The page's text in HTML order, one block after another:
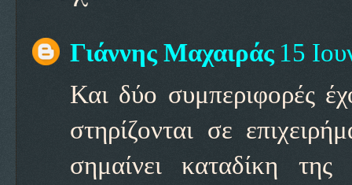
Γιάννης Μαχαιράς 15
Και δύο συμπεριφορές
στηρίζονται σε
σημαίνει καταδίκη